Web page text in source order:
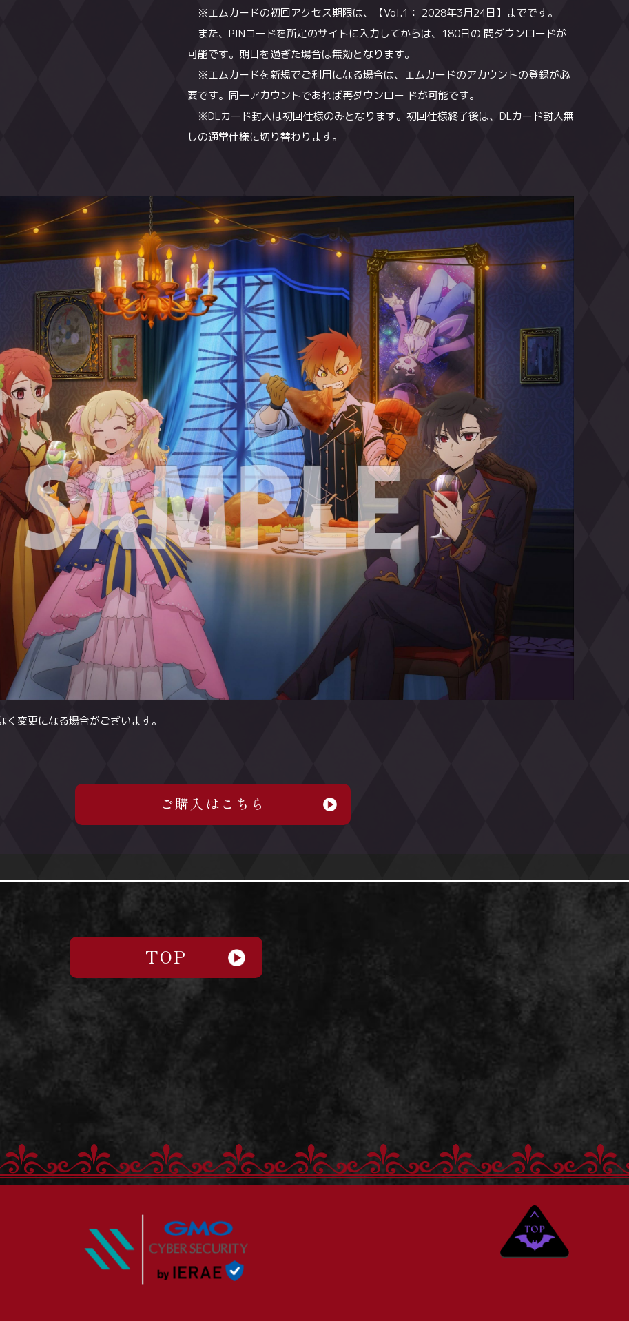
※エムカードの初回アクセス期限は、【Vol.1： 2028年3月24日】までです。
また、PINコードを所定のサイトに入力してからは、180日の 間ダウンロードが
可能です。期日を過ぎた場合は無効となります。
※エムカードを新規でご利用になる場合は、エムカードのアカウントの登録が必
要です。同一アカウントであれば再ダウンロー ドが可能です。
※DLカード封入は初回仕様のみとなります。初回仕様終了後は、DLカード封入無
しの通常仕様に切り替わります。
変更になる場合がございます。
ご購入はこちら
※エムカードの初回アクセス期限は、【Vol.2： 2028年4月28日】までです。
また、PINコードを所定のサイトに入力してからは、180日の 間ダウンロードが
可能です。期日を過ぎた場合は無効となります。
※エムカードを新規でご利用になる場合は、エムカードのアカウントの登録が必
要です。同一アカウントであれば再ダウンロー ドが可能です。
※DLカード封入は初回仕様のみとなります。初回仕様終了後は、DLカード封入無
しの通常仕様に切り替わります。
ご購入はこちら
※Windows PC版のみ
※エムカードの初回アクセス期限は、【Vol.3：2028年5月26日】までです。
また、PINコードを所定のサイトに入力してからは、180日の 間ダウンロードが
可能です。期日を過ぎた場合は無効となります。
※エムカードを新規でご利用になる場合は、エムカードのアカウントの登録が必
要です。同一アカウントであれば再ダウンロー ドが可能です。
※DLカード封入は初回仕様のみとなります。初回仕様終了後は、DLカード封入無
はこちら
ゲーマーズ
全巻購入特典
マイクロファイバータオル
ご購入はこちら
アニメイト(通販含む)
アクリルスタンド
TOP